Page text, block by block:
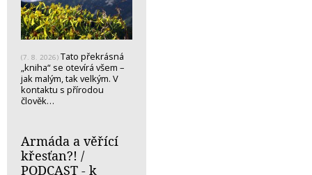
(7. 8. 2026) Tato překrásná
„kniha“ se otevírá všem –
jak malým, tak velkým. V
kontaktu s přírodou
člověk…
Armáda a věřící
křesťan?! /
PODCAST - k